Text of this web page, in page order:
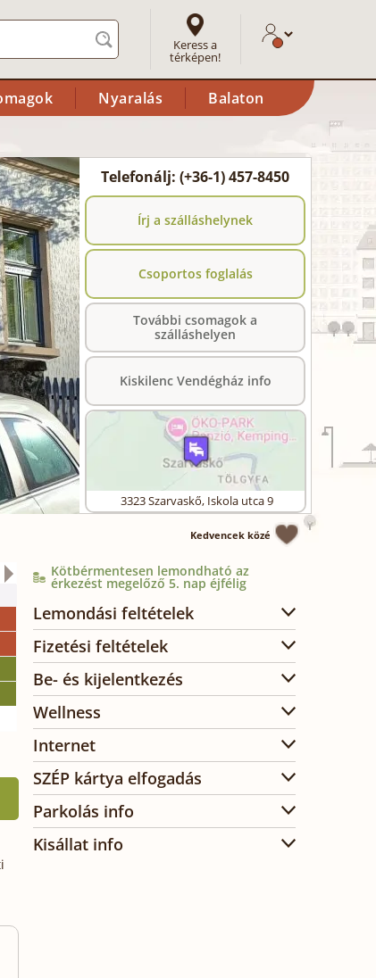
Keress a
térképen!
Nyaralás Balaton
Telefonálj: (+36-1) 457-8450
Írj a szálláshelynek
Csoportos foglalás
További csomagok a
szálláshelyen
Kiskilenc Vendégház info
3323Szarvaskő, Iskola utca 9
Kedvencek közé
2026. október
CS
5
6 7
12
13 14 15 16
19
20 21 22 23
26
27
Kötbérmentesen lemondható az
érkezést megelőző 5. nap éjfélig
Lemondási feltételek
Fizetési feltételek
Be- és kijelentkezés
Wellness
Internet
SZÉP kártya elfogadás
Parkolás info
Kisállat info